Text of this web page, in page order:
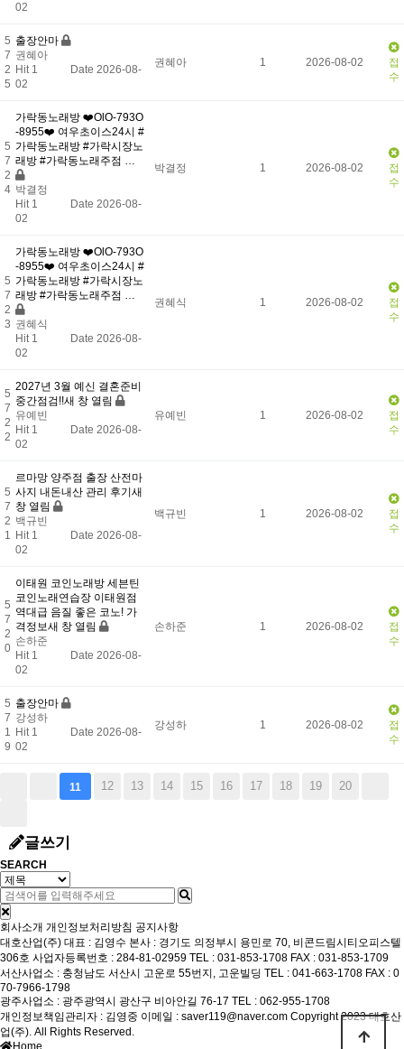
02
5
7
2
5
출장안마
권혜아
Hit 1
Date 2026-08-
02
권혜아 1 2026-08-02
접
수
5
7
2
4
가락동노래방 ❤️OlO-793O
-8955❤️ 여우초이스24시 #
가락동노래방 #가락시장노
래방 #가락동노래주점 …
박결정
Hit 1
Date 2026-08-
02
박결정 1 2026-08-02
접
수
5
7
2
3
가락동노래방 ❤️OlO-793O
-8955❤️ 여우초이스24시 #
가락동노래방 #가락시장노
래방 #가락동노래주점 …
권혜식
Hit 1
Date 2026-08-
02
권혜식 1 2026-08-02
접
수
5
7
2
2
2027년 3월 예신 결혼준비
중간점검!!새 창 열림
유예빈
Hit 1
Date 2026-08-
02
유예빈 1 2026-08-02
접
수
5
7
2
1
르마망 양주점 출장 산전마
사지 내돈내산 관리 후기새
창 열림
백규빈
Hit 1
Date 2026-08-
02
백규빈 1 2026-08-02
접
수
5
7
2
0
이태원 코인노래방 세븐틴
코인노래연습장 이태원점
역대급 음질 좋은 코노! 가
격정보새 창 열림
손하준
Hit 1
Date 2026-08-
02
손하준 1 2026-08-02
접
수
5
7
1
9
출장안마
강성하
Hit 1
Date 2026-08-
02
강성하 1 2026-08-02
접
수
11 12 13 14 15 16 17 18 19 20
글쓰기
SEARCH
회사소개 개인정보처리방침 공지사항
대호산업(주) 대표 : 김영수 본사 : 경기도 의정부시 용민로 70, 비콘드림시티오피스텔
306호 사업자등록번호 : 284-81-02959 TEL : 031-853-1708 FAX : 031-853-1709
서산사업소 : 충청남도 서산시 고운로 55번지, 고운빌딩 TEL : 041-663-1708 FAX : 0
70-7966-1798
광주사업소 : 광주광역시 광산구 비아안길 76-17 TEL : 062-955-1708
개인정보책임관리자 : 김영중 이메일 : saver119@naver.com Copyright 2023 대호산
업(주). All Rights Reserved.
Home